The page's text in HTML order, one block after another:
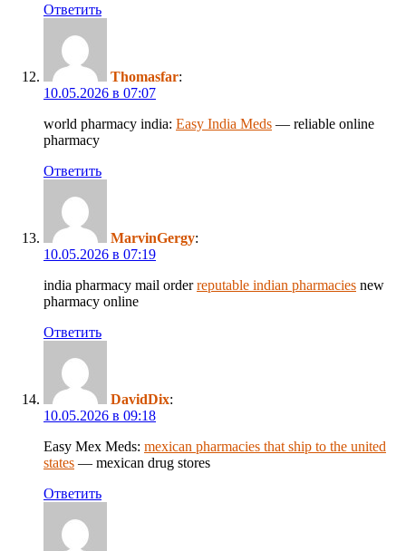
Ответить
Thomasfar:
10.05.2026 в 07:07
world pharmacy india: Easy India Meds — reliable online
pharmacy
Ответить
MarvinGergy:
10.05.2026 в 07:19
india pharmacy mail orderreputable indian pharmacies new
pharmacy online
Ответить
DavidDix:
10.05.2026 в 09:18
Easy Mex Meds: mexican pharmacies that ship to the united
states — mexican drug stores
Ответить